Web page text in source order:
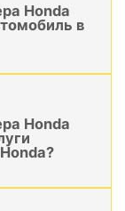
Honda
в
Honda